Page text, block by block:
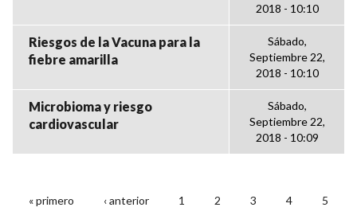
2018 - 10:10
Riesgos de la Vacuna para la
fiebre amarilla
Sábado,
Septiembre 22,
2018 - 10:10
Microbioma y riesgo
cardiovascular
Sábado,
Septiembre 22,
2018 - 10:09
« primero ‹ anterior 1 2 3 4 5